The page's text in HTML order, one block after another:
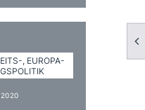
, EUROPA- U